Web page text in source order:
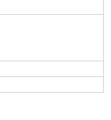
聞こえる場合がございます。
続きをご確認ください。